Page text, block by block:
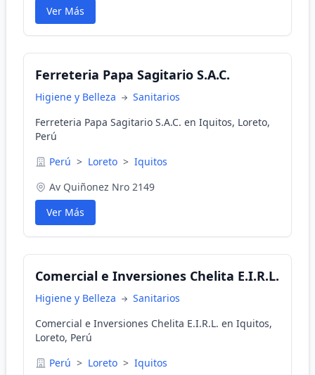
Ver Más
Ferreteria Papa Sagitario S.A.C.
Higiene y Belleza
Sanitarios
Ferreteria Papa Sagitario S.A.C. en Iquitos, Loreto,
Perú
Perú > Loreto > Iquitos
Av Quiñonez Nro 2149
Ver Más
Comercial e Inversiones Chelita E.I.R.L.
Higiene y Belleza
Sanitarios
Comercial e Inversiones Chelita E.I.R.L. en Iquitos,
Loreto, Perú
Perú > Loreto > Iquitos